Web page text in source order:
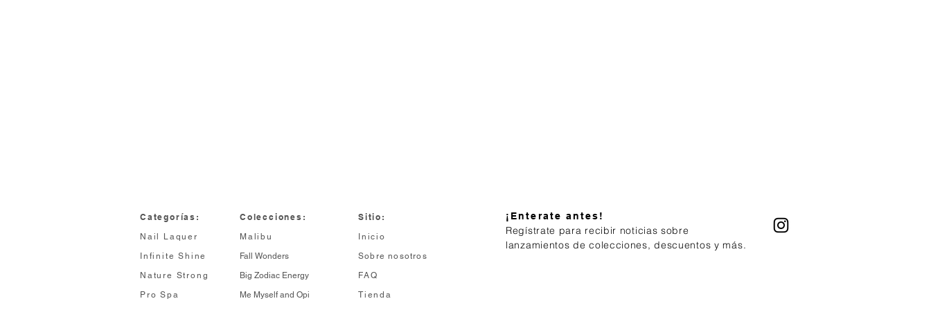
Categorías:
Nail Laquer
Infinite Shine
Nature Strong
Pro Spa
Colecciones:
Malibu
Fall Wonders
Big Zodiac Energy
Me Myself and Opi
Sitio:
Inicio
Sobre nosotros
FAQ
Tienda
¡Enterate antes!
Regístrate para recibir noticias sobre
lanzamientos de colecciones, descuentos y más.